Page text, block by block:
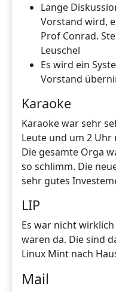
Lange
Vorstand wird,
Prof Conrad.
Leuschel
Es wird ein
Vorstand
Karaoke
Karaoke war sehr
Leute und um 2 Uhr
Die gesamte Orga
so schlimm. Die
sehr gutes
LIP
Es war nicht
waren da. Die sind
Linux Mint nach
Mail